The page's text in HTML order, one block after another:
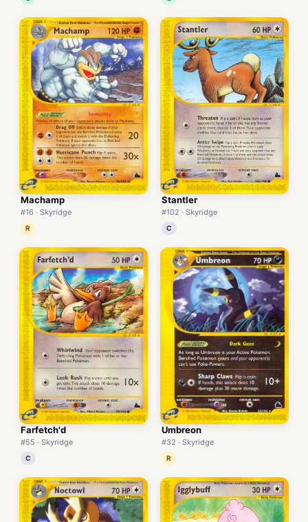
Machamp
#16 · Skyridge
R
Stantler
#102 · Skyridge
C
Farfetch'd
#55 · Skyridge
C
Umbreon
#32 · Skyridge
R